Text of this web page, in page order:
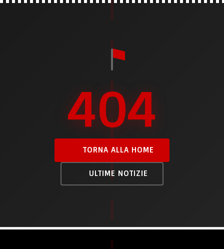
404
TORNA ALLA HOME
ULTIME NOTIZIE